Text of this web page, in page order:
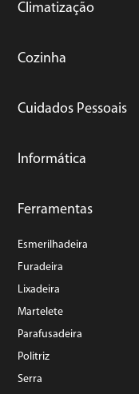
Climatização
Cozinha
Cuidados Pessoais
Informática
Ferramentas
Esmerilhadeira
Furadeira
Lixadeira
Martelete
Parafusadeira
Politriz
Serra